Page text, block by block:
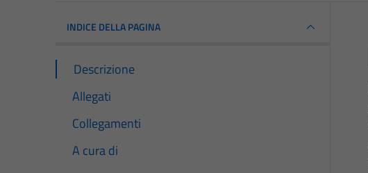
INDICE DELLA PAGINA
Descrizione
Allegati
Collegamenti
A cura di